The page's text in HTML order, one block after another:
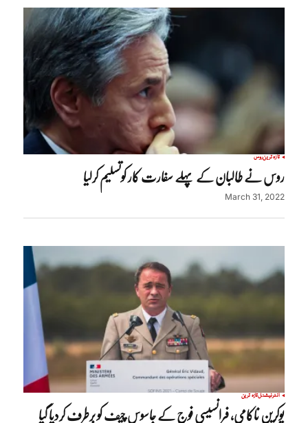
تازہ ترینروس
روس نے طالبان کے پہلے سفارت کار کوتسلیم کرلیا
March 31, 2022
انٹرنیشنلتازہ ترین
یوکرین ناکامی، فرانسیسی فوج کے جاسوس چیف کو برطرف کردیا گیا